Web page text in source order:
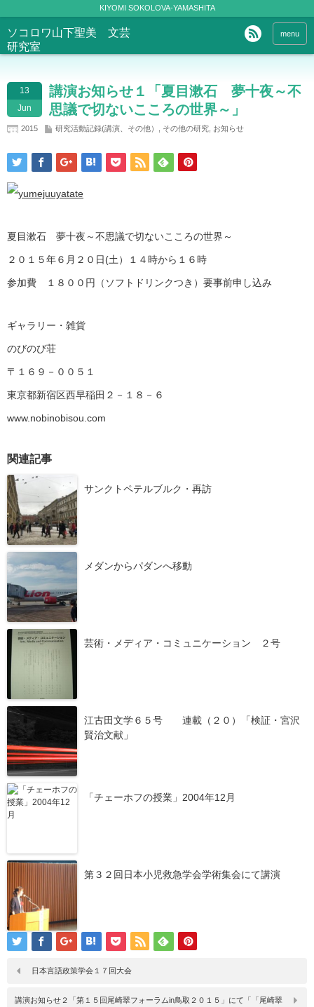
KIYOMI SOKOLOVA-YAMASHITA
ソコロワ山下聖美 文芸
研究室
menu
13
Jun
講演お知らせ１「夏目漱石 夢十夜～不
思議で切ないこころの世界～」
2015 研究活動記録(講演、その他） その他の研究 お知らせ
夏目漱石 夢十夜～不思議で切ないこころの世界～
２０１５年６月２０日(土）１４時から１６時
参加費 １８００円（ソフトドリンクつき）要事前申し込み
ギャラリー・雑貨
のびのび荘
〒１６９－００５１
東京都新宿区西早稲田２－１８－６
www.nobinobisou.com
関連記事
サンクトペテルブルク・再訪
メダンからパダンへ移動
芸術・メディア・コミュニケーション ２号
江古田文学６５号 連載（２０）「検証・宮沢
賢治文献」
「チェーホフの授業」2004年12月
第３２回日本小児救急学会学術集会にて講演
日本言語政策学会１７回大会
講演お知らせ２「第１５回尾崎翠フォーラムin鳥取２０１５」にて「「尾崎翠